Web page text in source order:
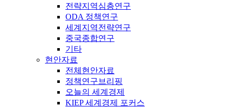
전략지역심층연구
ODA 정책연구
세계지역전략연구
중국종합연구
기타
현안자료
전체현안자료
정책연구브리핑
오늘의 세계경제
KIEP 세계경제 포커스